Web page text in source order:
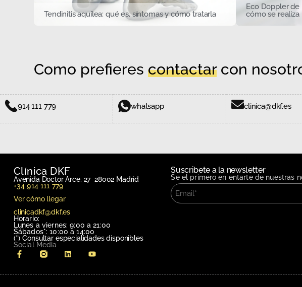
Tendinitis aquílea: qué es, síntomas y cómo tratarla
Eco Doppler de
cómo se realiza
Como prefierescontactarcon
914 111 779 whatsapp clinica@dkf.es
Clínica DKF
Avenida Doctor Arce, 27 28002 Madrid
+34 914 111 779
Ver cómo llegar
clinicadkf@dkf.es
Horario:
Lunes a viernes: 9:00 a 21:00
Sábados*: 10:00 a 14:00
(*)Consultar especialidades disponibles
Social Media
Suscribete a la newsletter
Se el primero en entarte de nuestras